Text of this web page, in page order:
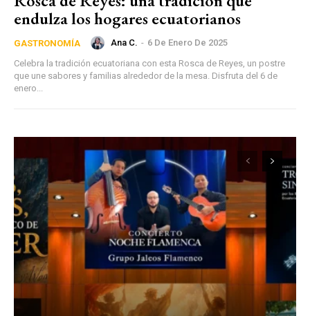
endulza los hogares ecuatorianos
GASTRONOMÍA Ana C. - 6 De Enero De 2025
Celebra la tradición ecuatoriana con esta Rosca de Reyes, un postre
que une sabores y familias alrededor de la mesa. Disfruta del 6 de
enero...